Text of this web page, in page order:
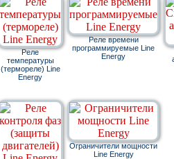
Реле
температуры
(термореле) Line
Energy
Реле времени
программируемые Line
Energy
Ограничители мощности
Line Energy